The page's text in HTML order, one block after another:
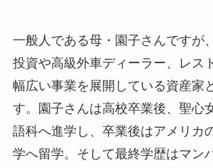
一般人である母・園子さんですが
投資や高級外車ディーラー、レス
幅広い事業を展開している資産家
す。園子さんは高校卒業後、聖心
語科へ進学し、卒業後はアメリカ
学へ留学。そして最終学歴はマン